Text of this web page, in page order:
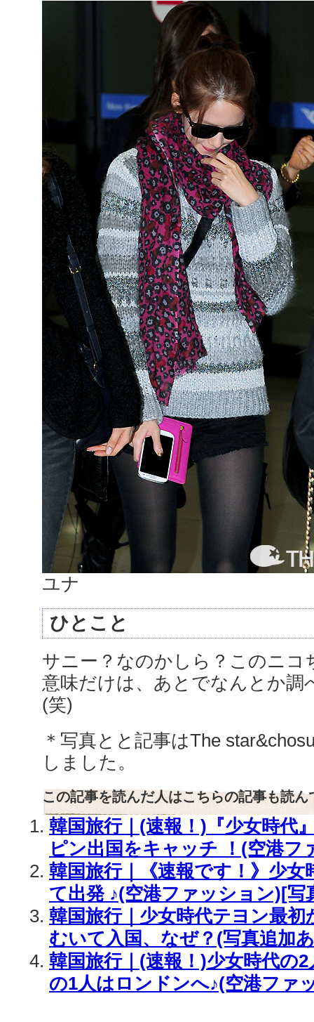
ユナ
ひとこと
サニー？なのかしら？このニコ
意味だけは、あとでなんとか調
(笑)
＊写真とと記事はThe
しました。
この記事を読んだ人はこちらの記事も読ん
韓国旅行｜(速報！)『少女時代
ピン出国をキャッチ ！(空港フ
韓国旅行｜《速報です！》少女
て出発 ♪(空港ファッション)[写
韓国旅行｜少女時代テヨン最
むいて入国、なぜ？(写真追加
韓国旅行｜(速報！)少女時代の
の1人はロンドンへ♪(空港ファ